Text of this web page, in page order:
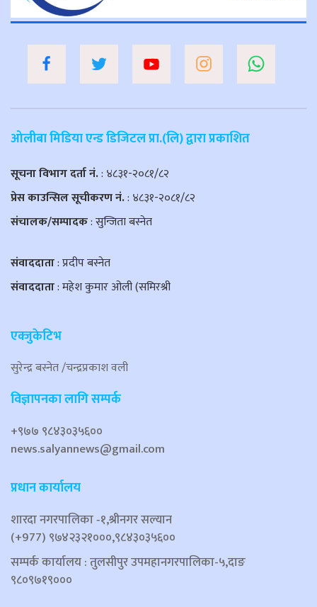
ओलीबा मिडिया एन्ड डिजिटल प्रा.(लि) द्वारा प्रकाशित
सूचना विभाग दर्ता नं.: ४८३१-२०८१/८२
प्रेस काउन्सिल सूचीकरण नं.: ४८३१-२०८१/८२
संचालक/सम्पादक: सुन्जिता बस्नेत
संवाददाता: प्रदीप बस्नेत
संवाददाता: महेश कुमार ओली (समिरश्री
एक्जुकेटिभ
सुरेन्द्र बस्नेत /चन्द्रप्रकाश वली
विज्ञापनका लागि सम्पर्क
+९७७ ९८४३०३५६००
news.salyannews@gmail.com
प्रधान कार्यालय
शारदा नगरपालिका ‐१,श्रीनगर सल्यान
(+977) ९७४२३२१०००,९८४३०३५६००
सम्पर्क कार्यालय : तुलसीपुर उपमहानगरपालिका-५,दाङ
९८०९७१९०००